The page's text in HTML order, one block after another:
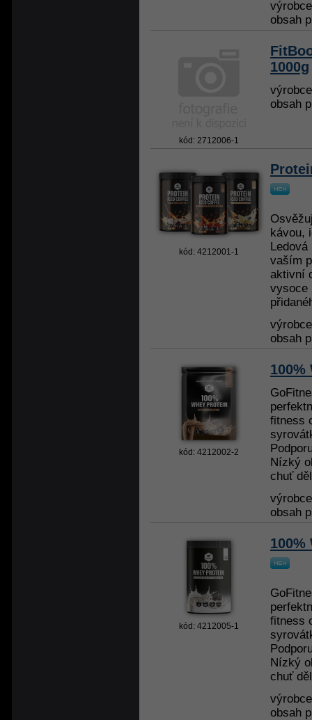
obsah
kód: 2712006-1
1000g
obsah
kód: 4212001-1
kávou,
vaším
aktivní
vysoce
obsah
kód: 4212002-2
100%
fitness
Nízký
chuť
obsah
kód: 4212005-1
100%
fitness
Nízký
chuť
obsah